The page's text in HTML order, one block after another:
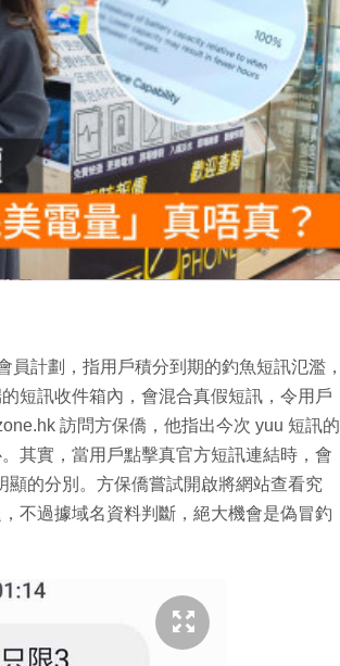
計劃，指用戶積分到期的釣魚短訊氾濫，
短訊收件箱內，會混合真假短訊，令用戶
訪問方保僑，他指出今次 yuu 短訊的
其實，當用戶點擊真官方短訊連結時，會
的分別。方保僑嘗試開啟將網站查看究
不過據域名資料判斷，絕大機會是偽冒釣